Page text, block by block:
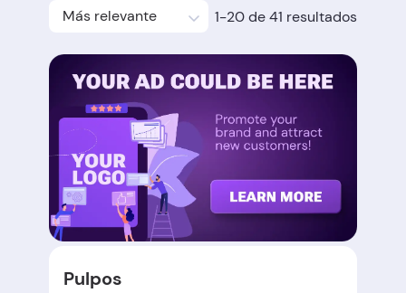
Más relevante 1-20 de 41 resultados
Pulpos